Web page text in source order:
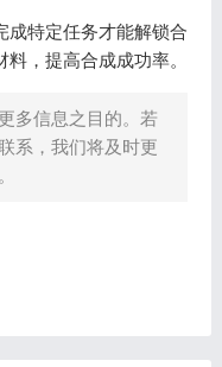
成特定任务才能解锁合
，提高合成成功率。
多信息之目的。若
系，我们将及时更